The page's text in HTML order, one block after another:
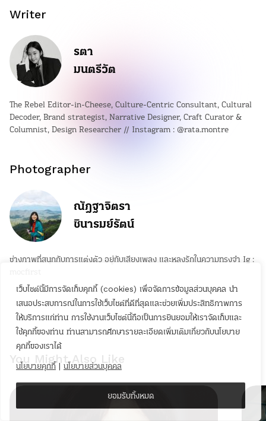
เว็บไซต์นี้มีการจัดเก็บคุกกี้ (cookies) เพื่อจัดการข้อมูลส่วนบุคคล นำ
เสนอประสบการณ์ในการใช้เว็บไซต์ที่ดีที่สุดและช่วยเพิ่มประสิทธิภาพการ
ให้บริการแก่ท่าน การใช้งานเว็บไซต์นี้ถือเป็นการยินยอมให้เราจัดเก็บและ
ใช้คุกกี้ของท่าน ท่านสามารถศึกษารายละเอียดเพิ่มเติมเกี่ยวกับนโยบาย
คุกกี้ของเราได้
นโยบายคุกกี้|นโยบายส่วนบุคคล
ยอมรับทั้งหมด
Writer
รตา
มนตรีวัต
The Rebel Editor-in-Cheese, Culture-Centric Consultant, Cultural
Decoder, Brand strategist, Narrative Designer, Craft Curator &
Columnist, Design Researcher // Instagram : @rata.montre
Photographer
ณัฎฐาจิตรา
ชินารมย์รัตน์
ช่างภาพที่สนุกกับการแต่งตัว อยู่กับเสียงเพลง และหลงรักในความทรงจำ Ig :
You Might Also Like